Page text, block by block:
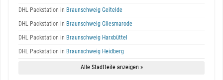
DHL Packstation in Braunschweig Geitelde
DHL Packstation in Braunschweig Gliesmarode
DHL Packstation in Braunschweig Harxbüttel
DHL Packstation in Braunschweig Heidberg
Alle Stadtteile anzeigen »